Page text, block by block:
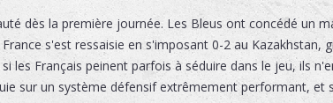
dès la première journée. Les Bleus ont concédé un
s'est ressaisie en s'imposant 0-2 au Kazakhstan,
les Français peinent parfois à séduire dans le jeu, ils
sur un système défensif extrêmement performant, et